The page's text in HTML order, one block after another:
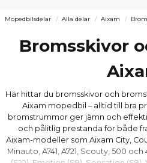
Mopedbilsdelar Alla delar Aixam
Bromsskivor
Här hittar du bromsskivor och
Aixam mopedbil – alltid till bra
bromstrummor ger jämn och
och pålitlig prestanda för både
Aixam-modeller som Aixam City,
Minauto, A741, A721, Scouty, 500